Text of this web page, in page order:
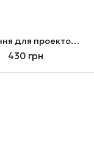
Кріплення для проектора Charmount CT-PRB-1S, White
430 грн